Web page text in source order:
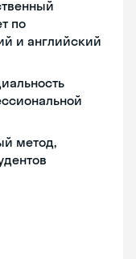
по
и английский
метод,